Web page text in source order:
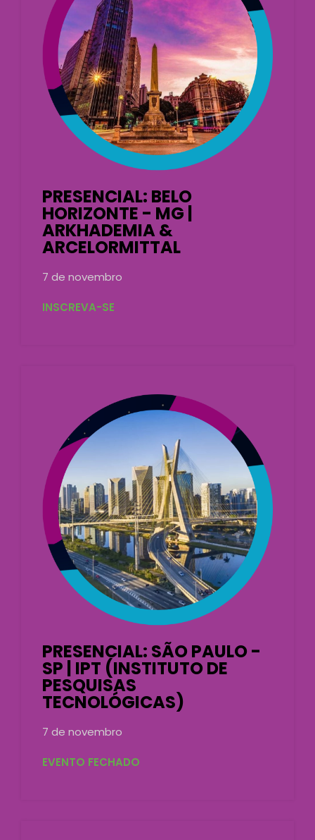
PRESENCIAL: BELO
HORIZONTE - MG |
ARKHADEMIA &
ARCELORMITTAL
7 de novembro
INSCREVA-SE
PRESENCIAL: SÃO PAULO -
SP | IPT (INSTITUTO DE
PESQUISAS
TECNOLÓGICAS)
7 de novembro
EVENTO FECHADO